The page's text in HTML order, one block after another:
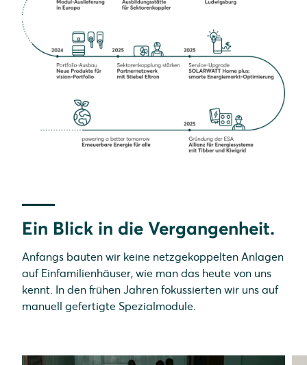
Ein Blick in die Vergangenheit.
Anfangs bauten wir keine netzgekoppelten Anlagen
auf Einfamilienhäuser, wie man das heute von uns
kennt. In den frühen Jahren fokussierten wir uns auf
manuell gefertigte Spezialmodule.